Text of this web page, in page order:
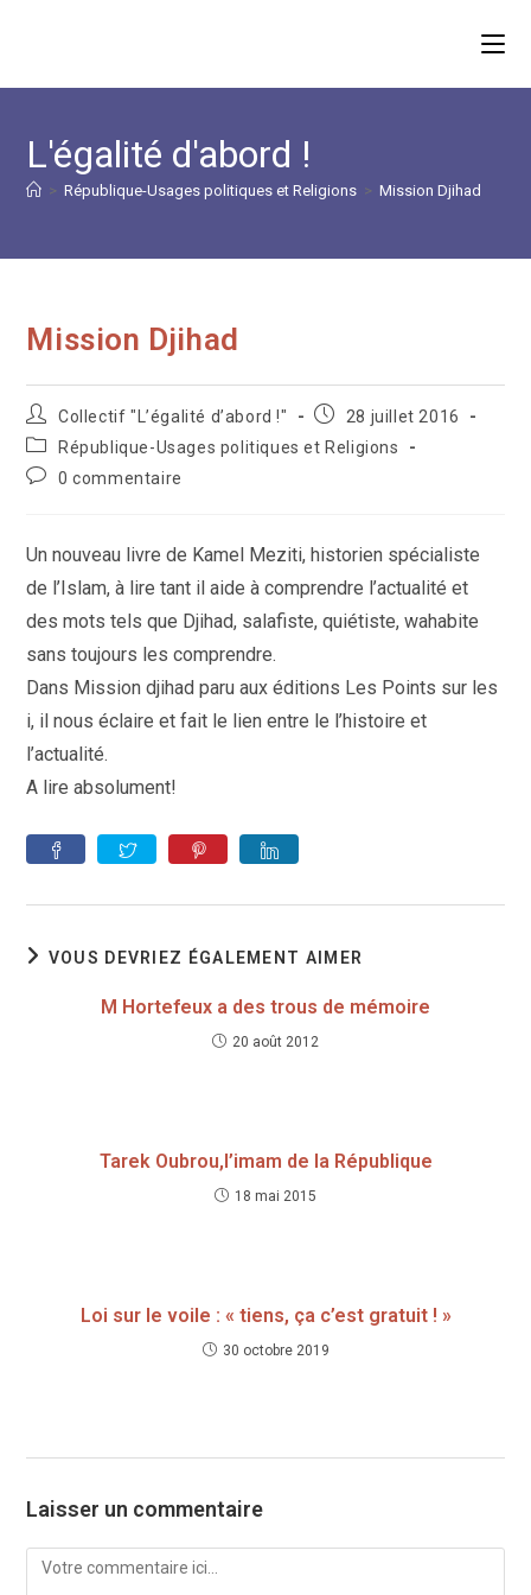
L'égalité d'abord !
> République-Usages politiques et Religions > Mission Djihad
Mission Djihad
Auteur/autrice
de
la
publication :
Collectif "L’égalité d’abord !"
Publication
28 juillet 2016
Post
category:
République-Usages politiques et Religions
Commentaires
0 commentaire
Un nouveau livre de Kamel Meziti, historien spécialiste
de l’Islam, à lire tant il aide à comprendre l’actualité et
des mots tels que Djihad, salafiste, quiétiste, wahabite
sans toujours les comprendre.
Dans Mission djihad paru aux éditions Les Points sur les
i, il nous éclaire et fait le lien entre le l’histoire et
l’actualité.
A lire absolument!
VOUS DEVRIEZ ÉGALEMENT AIMER
M Hortefeux a des trous de mémoire
20 août 2012
Tarek Oubrou,l’imam de la République
18 mai 2015
Loi sur le voile : « tiens, ça c’est gratuit ! »
30 octobre 2019
Laisser un commentaire
Comment